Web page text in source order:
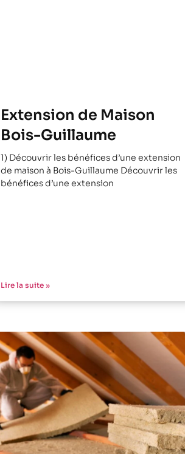
Extension de Maison
Bois-Guillaume
1) Découvrir les bénéfices d’une extension
de maison à Bois-Guillaume Découvrir les
bénéfices d’une extension
Lire la suite »